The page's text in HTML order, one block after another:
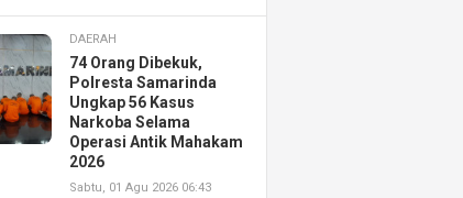
DAERAH
74 Orang Dibekuk,
Polresta Samarinda
Ungkap 56 Kasus
Narkoba Selama
Operasi Antik Mahakam
2026
Sabtu, 01 Agu 2026 06:43